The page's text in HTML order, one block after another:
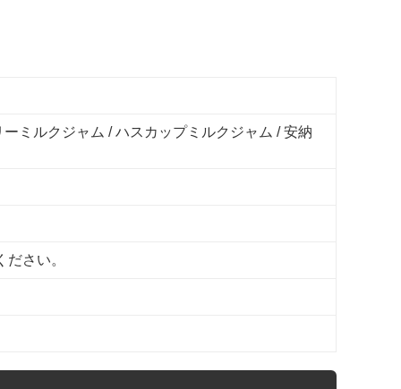
ミルクジャム / ハスカップミルクジャム / 安納
さい。